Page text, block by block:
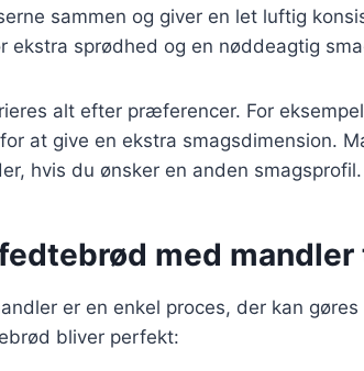
sammen og giver en let luftig
ekstra sprødhed og en nøddeagtig
alt efter præferencer. For
at give en ekstra smagsdimension.
hvis du ønsker en anden smagsprofil.
med
er en enkel proces, der kan
bliver perfekt: